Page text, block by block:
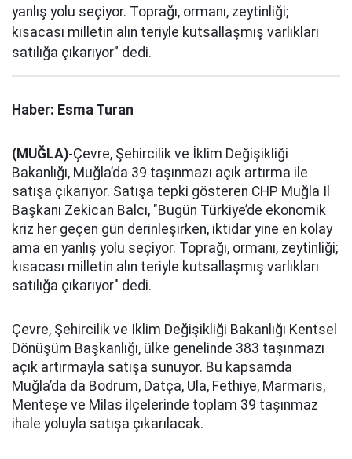
yanlış yolu seçiyor. Toprağı, ormanı, zeytinliği;
kısacası milletin alın teriyle kutsallaşmış varlıkları
satılığa çıkarıyor” dedi.
Haber: Esma Turan
(MUĞLA)-Çevre, Şehircilik ve İklim Değişikliği
Bakanlığı, Muğla’da 39 taşınmazı açık artırma ile
satışa çıkarıyor. Satışa tepki gösteren CHP Muğla İl
Başkanı Zekican Balcı, "Bugün Türkiye’de ekonomik
kriz her geçen gün derinleşirken, iktidar yine en kolay
ama en yanlış yolu seçiyor. Toprağı, ormanı, zeytinliği;
kısacası milletin alın teriyle kutsallaşmış varlıkları
satılığa çıkarıyor" dedi.
Çevre, Şehircilik ve İklim Değişikliği Bakanlığı Kentsel
Dönüşüm Başkanlığı, ülke genelinde 383 taşınmazı
açık artırmayla satışa sunuyor. Bu kapsamda
Muğla’da da Bodrum, Datça, Ula, Fethiye, Marmaris,
Menteşe ve Milas ilçelerinde toplam 39 taşınmaz
ihale yoluyla satışa çıkarılacak.